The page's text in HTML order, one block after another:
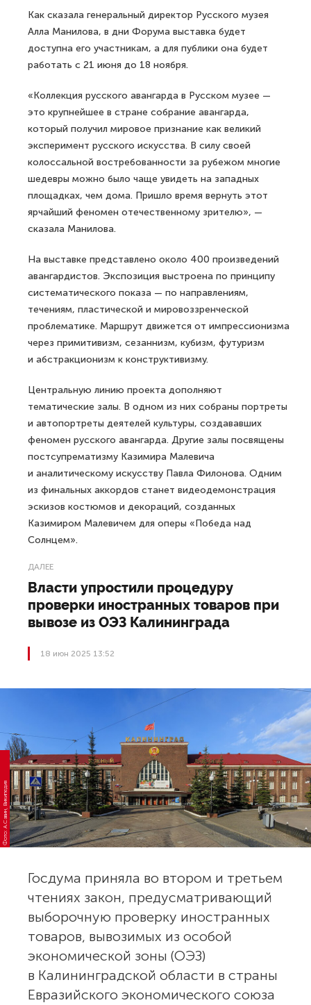
Как сказала генеральный директор Русского музея
Алла Манилова, в дни Форума выставка будет
доступна его участникам, а для публики она будет
работать с 21 июня до 18 ноября.
«Коллекция русского авангарда в Русском музее —
это крупнейшее в стране собрание авангарда,
который получил мировое признание как великий
эксперимент русского искусства. В силу своей
колоссальной востребованности за рубежом многие
шедевры можно было чаще увидеть на западных
площадках, чем дома. Пришло время вернуть этот
ярчайший феномен отечественному зрителю», —
сказала Манилова.
На выставке представлено около 400 произведений
авангардистов. Экспозиция выстроена по принципу
систематического показа — по направлениям,
течениям, пластической и мировоззренческой
проблематике. Маршрут движется от импрессионизма
через примитивизм, сезаннизм, кубизм, футуризм
и абстракционизм к конструктивизму.
Центральную линию проекта дополняют
тематические залы. В одном из них собраны портреты
и автопортреты деятелей культуры, создававших
феномен русского авангарда. Другие залы посвящены
постсупрематизму Казимира Малевича
и аналитическому искусству Павла Филонова. Одним
из финальных аккордов станет видеодемонстрация
эскизов костюмов и декораций, созданных
Казимиром Малевичем для оперы «Победа над
Солнцем».
ДАЛЕЕ
Власти упростили процедуру
проверки иностранных товаров при
вывозе из ОЭЗ Калининграда
18 июн 2025 13:52
Фото: А.Савин, Википедия
Госдума приняла во втором и третьем
чтениях закон, предусматривающий
выборочную проверку иностранных
товаров, вывозимых из особой
экономической зоны (ОЭЗ)
в Калининградской области в страны
Евразийского экономического союза